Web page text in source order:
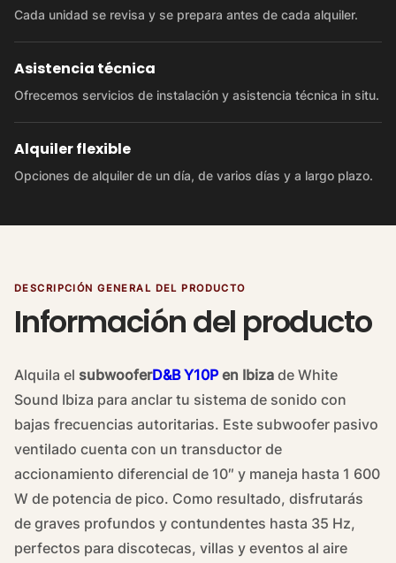
Cada unidad se revisa y se prepara antes de cada alquiler.
Asistencia técnica
Ofrecemos servicios de instalación y asistencia técnica in situ.
Alquiler flexible
Opciones de alquiler de un día, de varios días y a largo plazo.
DESCRIPCIÓN GENERAL DEL PRODUCTO
Información del producto
Alquila el subwooferD&B Y10P en Ibiza de White
Sound Ibiza para anclar tu sistema de sonido con
bajas frecuencias autoritarias. Este subwoofer pasivo
ventilado cuenta con un transductor de
accionamiento diferencial de 10″ y maneja hasta 1 600
W de potencia de pico. Como resultado, disfrutarás
de graves profundos y contundentes hasta 35 Hz,
perfectos para discotecas, villas y eventos al aire